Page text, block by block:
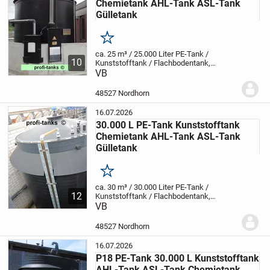
10
Chemietank AHL-Tank ASL-Tank
Gülletank
Merken
ca. 25 m³ / 25.000 Liter PE-Tank /
Kunststofftank / Flachbodentank,
doppelwandig mit einer Außenwanne
LiterInnenmaß: ca. Ø 3,00
VB
48527 Nordhorn
12
16.07.2026
30.000 L PE-Tank Kunststofftank
Chemietank AHL-Tank ASL-Tank
Gülletank
Merken
ca. 30 m³ / 30.000 Liter PE-Tank /
Kunststofftank / Flachbodentank,
doppelwandig mit einer Außenwanne
LiterInnenmaß: ca. Ø 3,00
VB
48527 Nordhorn
16.07.2026
P18 PE-Tank 30.000 L Kunststofftank